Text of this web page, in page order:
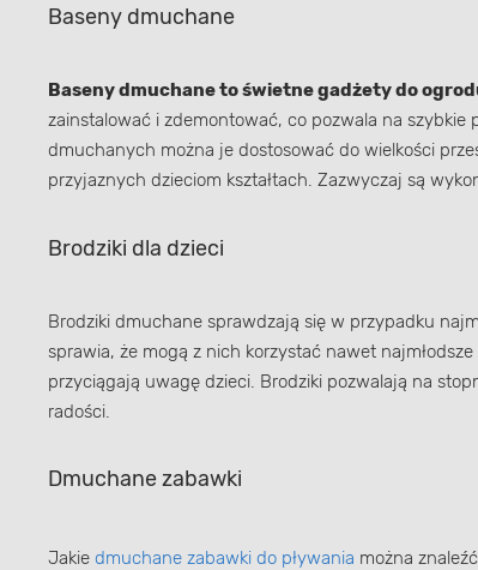
Baseny dmuchane
Baseny dmuchane to świetne gadżety do
zainstalować i zdemontować, co pozwala na szybkie
dmuchanych można je dostosować do wielkości
przyjaznych dzieciom kształtach. Zazwyczaj są
Brodziki dla dzieci
Brodziki dmuchane sprawdzają się w przypadku
sprawia, że mogą z nich korzystać nawet
przyciągają uwagę dzieci. Brodziki pozwalają na
radości.
Dmuchane zabawki
Jakie dmuchane zabawki do pływania można